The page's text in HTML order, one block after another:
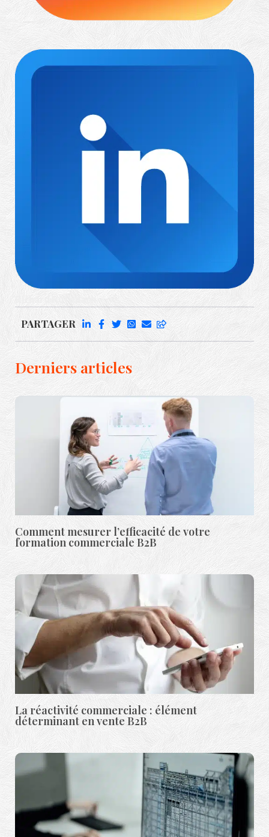
PARTAGER
Derniers articles
Comment mesurer l’efficacité de votre
formation commerciale B2B
La réactivité commerciale : élément
déterminant en vente B2B